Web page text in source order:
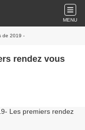
MENU
de 2019 -
rendez vous